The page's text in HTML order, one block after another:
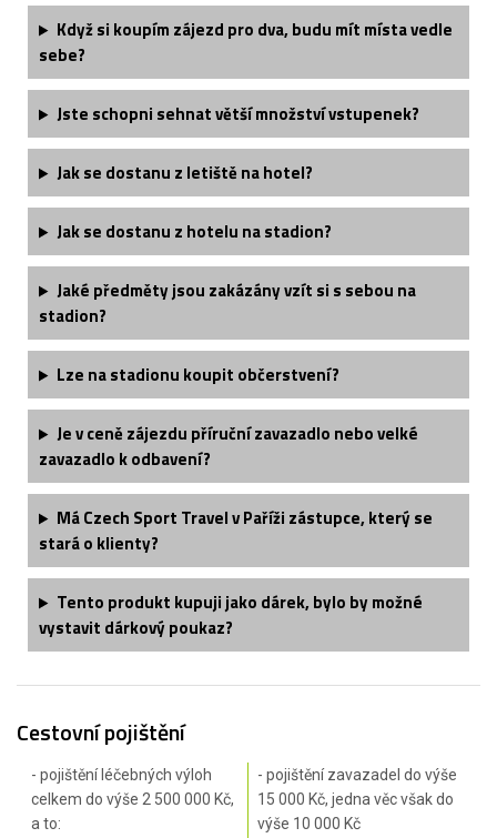
Když si koupím zájezd pro dva, budu mít místa vedle
sebe?
Jste schopni sehnat větší množství vstupenek?
Jak se dostanu z letiště na hotel?
Jak se dostanu z hotelu na stadion?
Jaké předměty jsou zakázány vzít si s sebou na
stadion?
Lze na stadionu koupit občerstvení?
Je v ceně zájezdu příruční zavazadlo nebo velké
zavazadlo k odbavení?
Má Czech Sport Travel v Paříži zástupce, který se
stará o klienty?
Tento produkt kupuji jako dárek, bylo by možné
vystavit dárkový poukaz?
Cestovní pojištění
- pojištění léčebných výloh
celkem do výše 2 500 000 Kč,
a to:
- pojištění zavazadel do výše
15 000 Kč, jedna věc však do
výše 10 000 Kč